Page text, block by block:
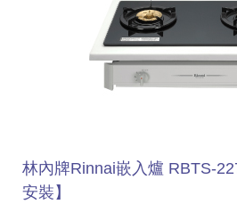
林內牌Rinnai嵌入爐 RBTS-
安裝】